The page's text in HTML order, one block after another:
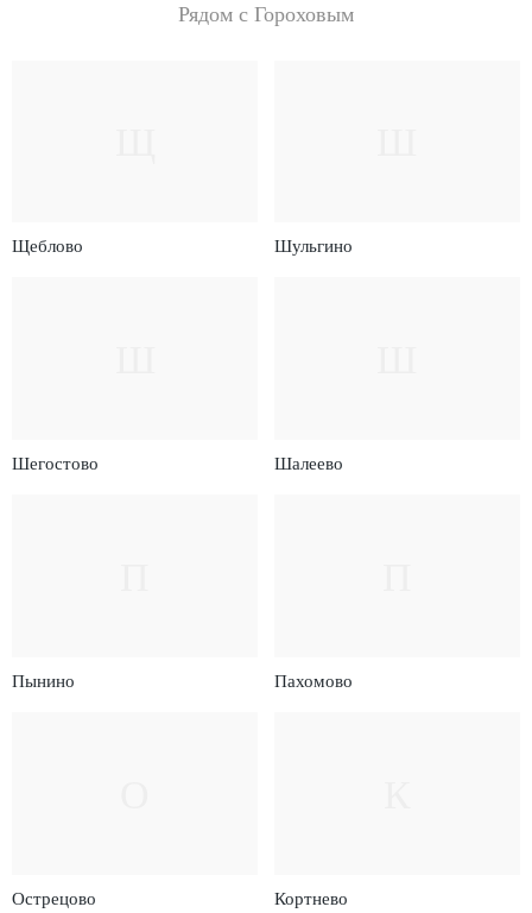
Рядом с Гороховым
Щеблово Шульгино
Шегостово Шалеево
Пынино Пахомово
Острецово Кортнево